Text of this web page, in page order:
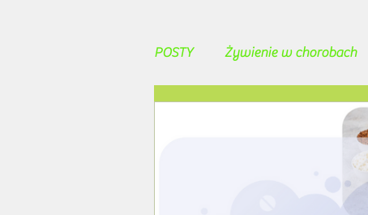
POSTY Żywienie w chorobach